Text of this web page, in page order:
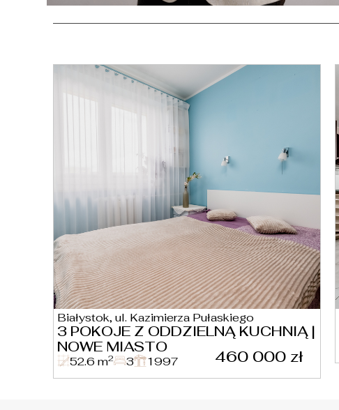
Białystok, ul. Kazimierza Pułaskiego
3 POKOJE Z ODDZIELNĄ KUCHNIĄ |
NOWE MIASTO
52.6 m2 3 1997 460 000 zł